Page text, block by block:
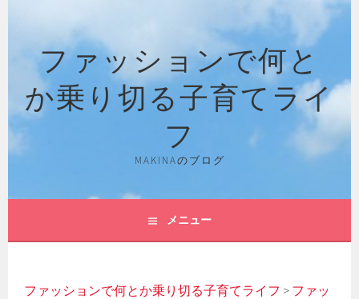
ファッションで何と
か乗り切る子育てライ
フ
MAKINAのブログ
メニュー
ファッションで何とか乗り切る子育てライフ > ファッ